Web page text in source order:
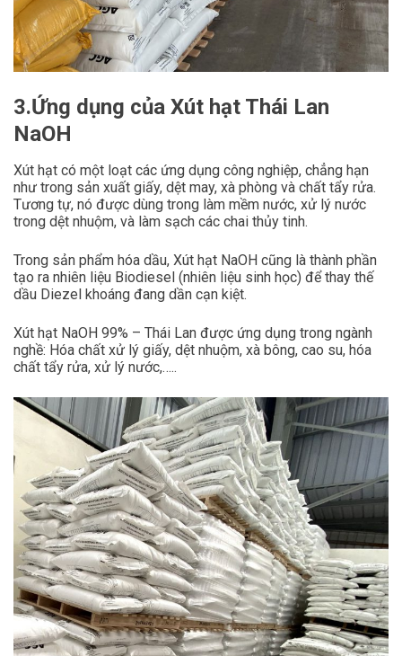
3.Ứng dụng của Xút hạt Thái Lan
NaOH
Xút hạt có một loạt các ứng dụng công nghiệp, chẳng hạn
như trong sản xuất giấy, dệt may, xà phòng và chất tẩy rửa.
Tương tự, nó được dùng trong làm mềm nước, xử lý nước
trong dệt nhuộm, và làm sạch các chai thủy tinh.
Trong sản phẩm hóa dầu, Xút hạt NaOH cũng là thành phần
tạo ra nhiên liệu Biodiesel (nhiên liệu sinh học) để thay thế
dầu Diezel khoáng đang dần cạn kiệt.
Xút hạt NaOH 99% – Thái Lan được ứng dụng trong ngành
nghề: Hóa chất xử lý giấy, dệt nhuộm, xà bông, cao su, hóa
chất tẩy rửa, xử lý nước,…..